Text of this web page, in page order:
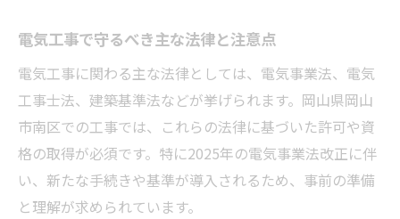
法律改正時の電気工事手続き最新情報
電気工事の更新申請と法令対応のポイント
電子申請で進める電気工事の効率的な方法
電気工事の法改正直前確認リストを活用
電気工事で守るべき主な法律と注意点
電気工事に関わる主な法律としては、電気事業法、電気
工事士法、建築基準法などが挙げられます。岡山県岡山
市南区での工事では、これらの法律に基づいた許可や資
格の取得が必須です。特に2025年の電気事業法改正に伴
い、新たな手続きや基準が導入されるため、事前の準備
と理解が求められています。